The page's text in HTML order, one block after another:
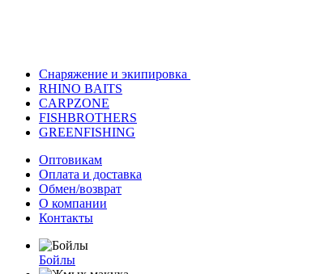
Снаряжение и экипировка
RHINO BAITS
CARPZONE
FISHBROTHERS
GREENFISHING
Оптовикам
Оплата и доставка
Обмен/возврат
О компании
Контакты
Бойлы